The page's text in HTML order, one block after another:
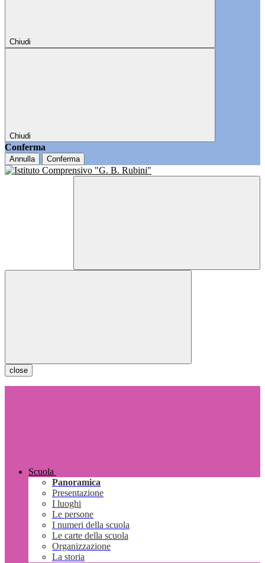
Chiudi
Chiudi
Conferma
Annulla Conferma
close
Scuola
Panoramica
Presentazione
I luoghi
Le persone
I numeri della scuola
Le carte della scuola
Organizzazione
La storia